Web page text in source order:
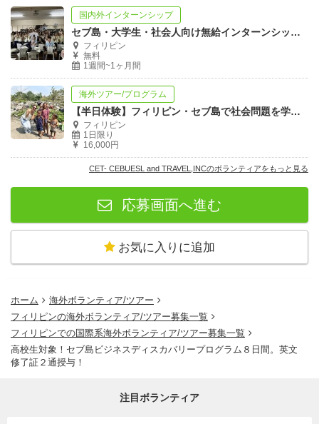
国内外インターンシップ
セブ島・大学生・社会人向け無給インターンシッププログラム
フィリピン
無料
1週間~1ヶ月間
海外ツアー/プログラム
【半日体験】フィリピン・セブ島で社会問題を学ぶ体験。現地の方との交流あり！
フィリピン
1日限り
16,000円
CET- CEBUESL and TRAVEL,INCのボランティアをもっと見る
応募画面へ進む
お気に入りに追加
ホーム
海外ボランティア/ツアー
フィリピンの海外ボランティア/ツアー募集一覧
フィリピンでの国際系海外ボランティア/ツアー募集一覧
高校生対象！セブ島ビジネスディスカバリープログラム８日間。英文
修了証２通授与！
注目ボランティア